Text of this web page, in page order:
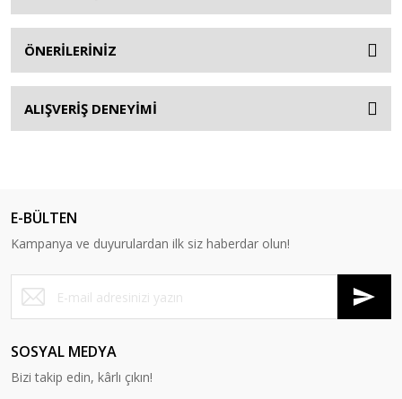
ÖNERİLERİNİZ
ALIŞVERİŞ DENEYİMİ
E-BÜLTEN
Kampanya ve duyurulardan ilk siz haberdar olun!
SOSYAL MEDYA
Bizi takip edin, kârlı çıkın!